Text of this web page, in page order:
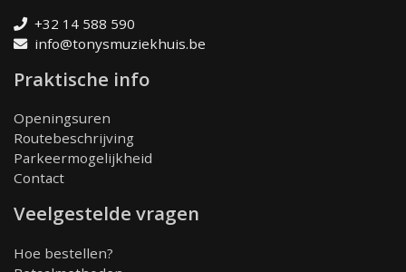
+32 14 588 590
info@tonysmuziekhuis.be
Praktische info
Openingsuren
Routebeschrijving
Parkeermogelijkheid
Contact
Veelgestelde vragen
Hoe bestellen?